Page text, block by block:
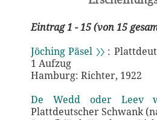
Eintrag 1 - 15 (von 15
Jöching Päsel 〉〉:
1 Aufzug
Hamburg: Richter, 1922
De Wedd oder Leev
Plattdeutscher Schwank